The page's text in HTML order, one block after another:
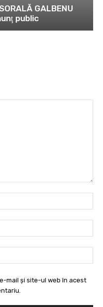
GALBENU
public
mail și site-ul web în acest